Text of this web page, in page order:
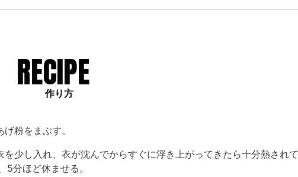
RECIPE
作り方
粉をまぶす。
し入れ、衣が沈んでからすぐに浮き上がってきたら十分熱されて
分ほど休ませる。